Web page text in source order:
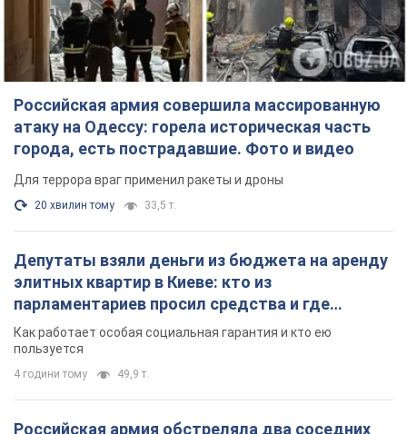
Российская армия совершила массированную
атаку на Одессу: горела историческая часть
города, есть пострадавшие. Фото и видео
Для террора враг применил ракеты и дроны
20 хвилин тому 33,5 т.
Депутаты взяли деньги из бюджета на аренду
элитных квартир в Киеве: кто из
парламентариев просил средства и где
поселился
Как работает особая социальная гарантия и кто ею
пользуется
4 години тому 49,9 т.
Российская армия обстреляла два соседних